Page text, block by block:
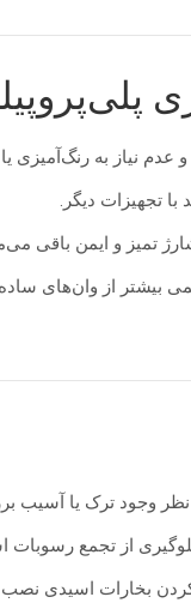
و عدم نیاز به
تجهیزات دیگر.
تمیز و ایمن باقی
کمی بیشتر از
نظر وجود ترک یا آسیب
از تجمع
کردن بخارات اسیدی